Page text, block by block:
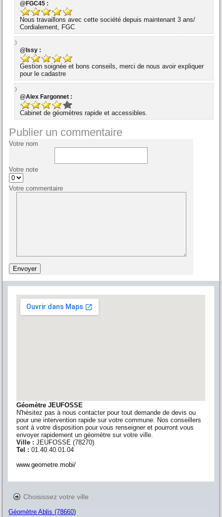
@FGC45 :
Nous travaillons avec cette société depuis maintenant 3 ans/
Cordialement, FGC
@Issy :
Gestion soignée et bons conseils, merci de nous avoir expliquer
pour le cadastre
@Alex Fargonnet :
Cabinet de géomètres rapide et accessibles.
Publier un commentaire
Votre nom
Votre note
Votre commentaire
Géomètre JEUFOSSE
N'hésitez pas à nous contacter pour tout demande de devis ou
pour une intervention rapide sur votre commune. Nos conseillers
sont à votre disposition pour vous renseigner et pourront vous
envoyer rapidement un géomètre sur votre ville.
Ville :JEUFOSSE (78270)
Tel :01.40.40.01.04
www.geometre.mobi/
Choisissez votre ville
Géomètre Ablis (78660)